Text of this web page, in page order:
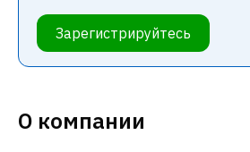
Зарегистрируйтесь
О компании